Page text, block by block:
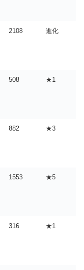
2108 進化
508 ★1
882 ★3
1553 ★5
316 ★1